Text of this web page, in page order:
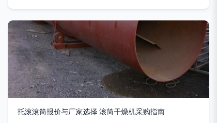
托滚滚筒报价与厂家选择 滚筒干燥机采购指南